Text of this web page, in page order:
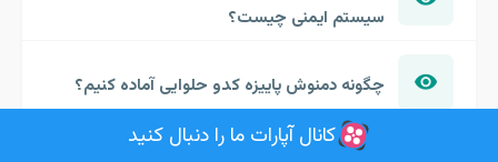
سیستم ایمنی چیست؟
چگونه دمنوش پاییزه کدو حلوایی آماده کنیم؟
کانال آپارات ما را دنبال کنید